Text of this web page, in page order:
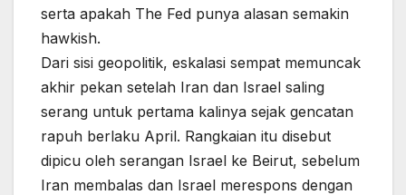
serta apakah The Fed punya alasan semakin
hawkish.
Dari sisi geopolitik, eskalasi sempat memuncak
akhir pekan setelah Iran dan Israel saling
serang untuk pertama kalinya sejak gencatan
rapuh berlaku April. Rangkaian itu disebut
dipicu oleh serangan Israel ke Beirut, sebelum
Iran membalas dan Israel merespons dengan